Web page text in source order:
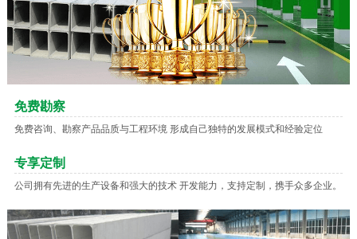
免费勘察
免费咨询、勘察产品品质与工程环境 形成自己独特的发展模式和经验定位
专享定制
公司拥有先进的生产设备和强大的技术 开发能力，支持定制，携手众多企业。